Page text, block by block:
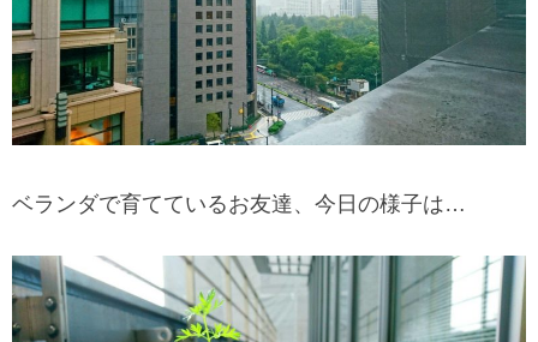
ベランダで育てているお友達、今日の様子は…